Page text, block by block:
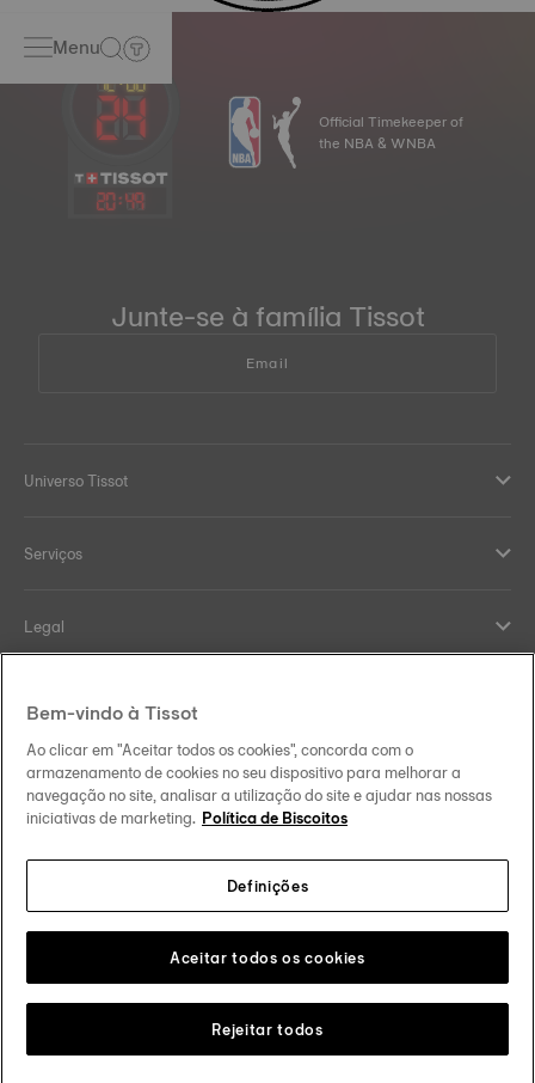
Menu
20:49
Official Timekeeper of
the NBA & WNBA
Junte-se à família Tissot
Email
Universo Tissot
Serviços
Legal
Help and contacts
Our commitments
Follow us on social media
Change country Tissot Copyrights 2026
Bem-vindo à Tissot
Ao clicar em "Aceitar todos os cookies", concorda com o
armazenamento de cookies no seu dispositivo para melhorar a
navegação no site, analisar a utilização do site e ajudar nas nossas
iniciativas de marketing. Política de Biscoitos
Definições
Rejeitar todos
Aceitar todos os cookies